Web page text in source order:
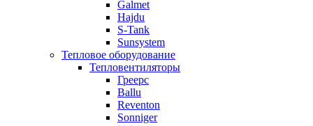
Galmet
Hajdu
S-Tank
Sunsystem
Тепловое оборудование
Тепловентиляторы
Греерс
Ballu
Reventon
Sonniger